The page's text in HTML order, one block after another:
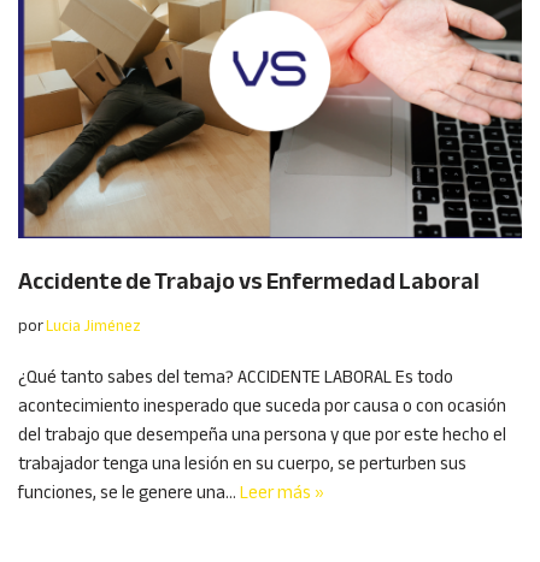
Accidente de Trabajo vs Enfermedad Laboral
porLucia Jiménez
¿Qué tanto sabes del tema? ACCIDENTE LABORAL Es todo
acontecimiento inesperado que suceda por causa o con ocasión
del trabajo que desempeña una persona y que por este hecho el
trabajador tenga una lesión en su cuerpo, se perturben sus
funciones, se le genere una…Leer más »